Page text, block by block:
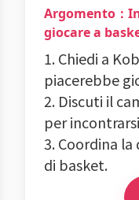
Argomento：
giocare a
1. Chiedi a
piacerebbe
2. Discuti il
per
3. Coordina
di basket.